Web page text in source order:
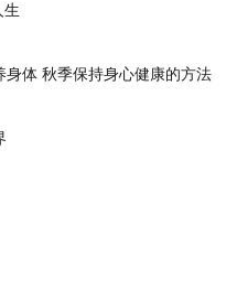
生
体 秋季保持身心健康的方法